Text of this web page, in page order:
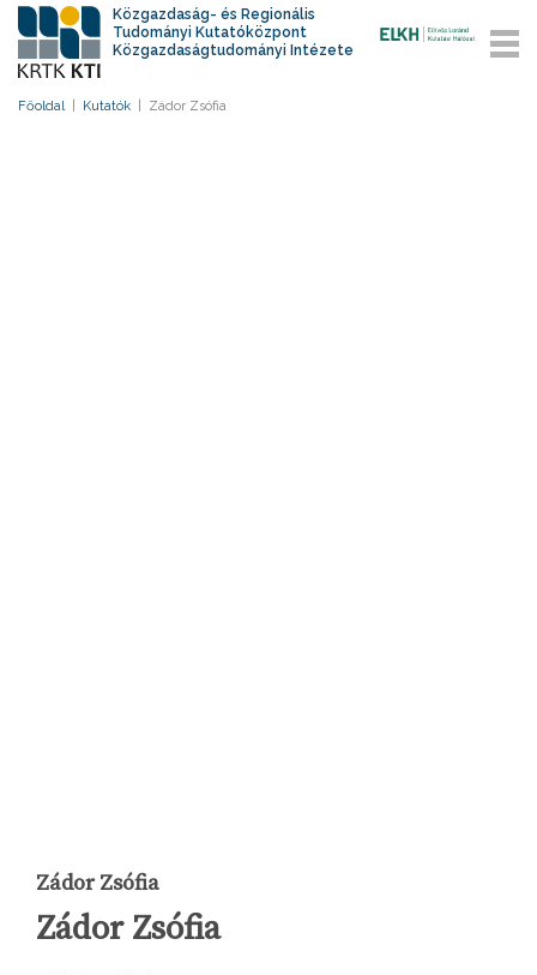
Közgazdaság- és Regionális
Tudományi Kutatóközpont
Közgazdaságtudományi Intézete
Főoldal Kutatók Zádor Zsófia
Zádor Zsófia
Zádor Zsófia